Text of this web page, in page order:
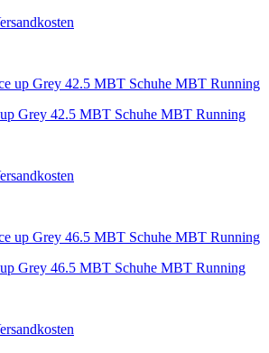
Grey 42.5 MBT Schuhe MBT Running
Grey 46.5 MBT Schuhe MBT Running